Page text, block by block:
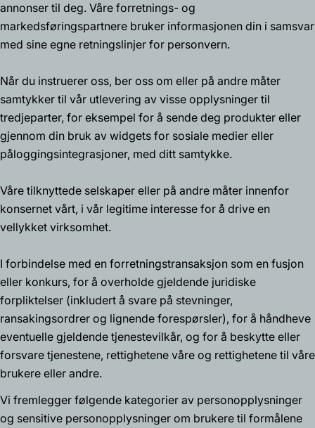
annonser til deg. Våre forretnings- og
markedsføringspartnere bruker informasjonen din i samsvar
med sine egne retningslinjer for personvern.
Når du instruerer oss, ber oss om eller på andre måter
samtykker til vår utlevering av visse opplysninger til
tredjeparter, for eksempel for å sende deg produkter eller
gjennom din bruk av widgets for sosiale medier eller
påloggingsintegrasjoner, med ditt samtykke.
Våre tilknyttede selskaper eller på andre måter innenfor
konsernet vårt, i vår legitime interesse for å drive en
vellykket virksomhet.
I forbindelse med en forretningstransaksjon som en fusjon
eller konkurs, for å overholde gjeldende juridiske
forpliktelser (inkludert å svare på stevninger,
ransakingsordrer og lignende forespørsler), for å håndheve
eventuelle gjeldende tjenestevilkår, og for å beskytte eller
forsvare tjenestene, rettighetene våre og rettighetene til våre
brukere eller andre.
Vi fremlegger følgende kategorier av personopplysninger
og sensitive personopplysninger om brukere til formålene